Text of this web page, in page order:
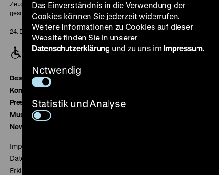
Zeughaus:
geschlossen
24. Dezember geschlossen
Besucherservice
Kontakt
Presse
Museumsverein
Newsletter
Impressum
Datenschutz
Erklärung digitale Barrierefreiheit
Das Einverständnis in die Verwendung der
Cookies können Sie jederzeit widerrufen.
Weitere Informationen zu Cookies auf dieser
Website finden Sie in unserer
Datenschutzerklärung und zu uns im Impressum.
Notwendig
Statistik und Analyse